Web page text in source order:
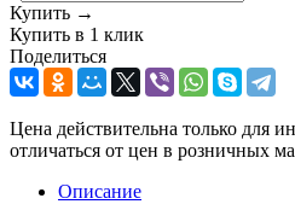
Купить →
Купить в 1 клик
Поделиться
Цена действительна только для
отличаться от цен в розничных
Описание